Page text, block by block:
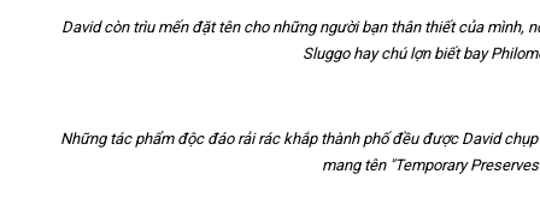
David còn trìu mến đặt tên cho những người bạn thân thiết của mình,
Sluggo hay chú lợn biết bay
Những tác phẩm độc đáo rải rác khắp thành phố đều được David
mang tên "Temporary